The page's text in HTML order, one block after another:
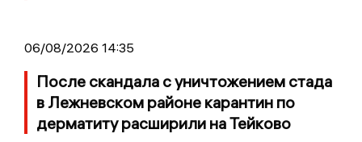
06/08/2026 14:35
После скандала с уничтожением стада
в Лежневском районе карантин по
дерматиту расширили на Тейково